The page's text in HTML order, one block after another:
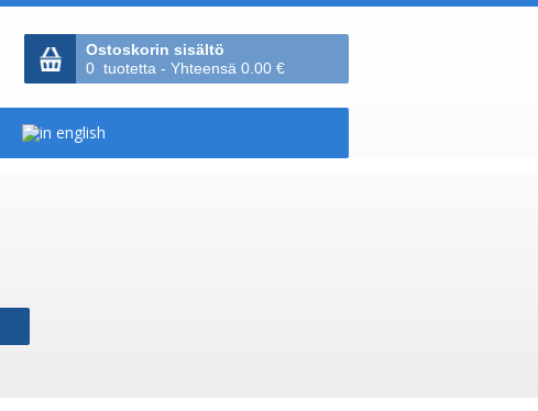
Ostoskorin sisältö
0 tuotetta - Yhteensä 0.00 €